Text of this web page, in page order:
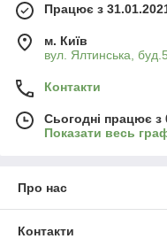
Працює з
м. Київ
вул. Ялтинська,
Контакти
Сьогодні працює з
Показати весь
Про нас
Контакти